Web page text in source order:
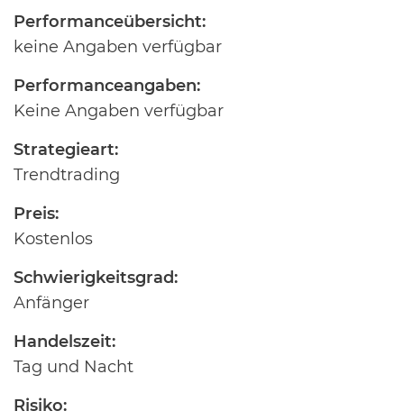
Performanceübersicht:
keine Angaben verfügbar
Performanceangaben:
Keine Angaben verfügbar
Strategieart:
Trendtrading
Preis:
Kostenlos
Schwierigkeitsgrad:
Anfänger
Handelszeit:
Tag und Nacht
Risiko: